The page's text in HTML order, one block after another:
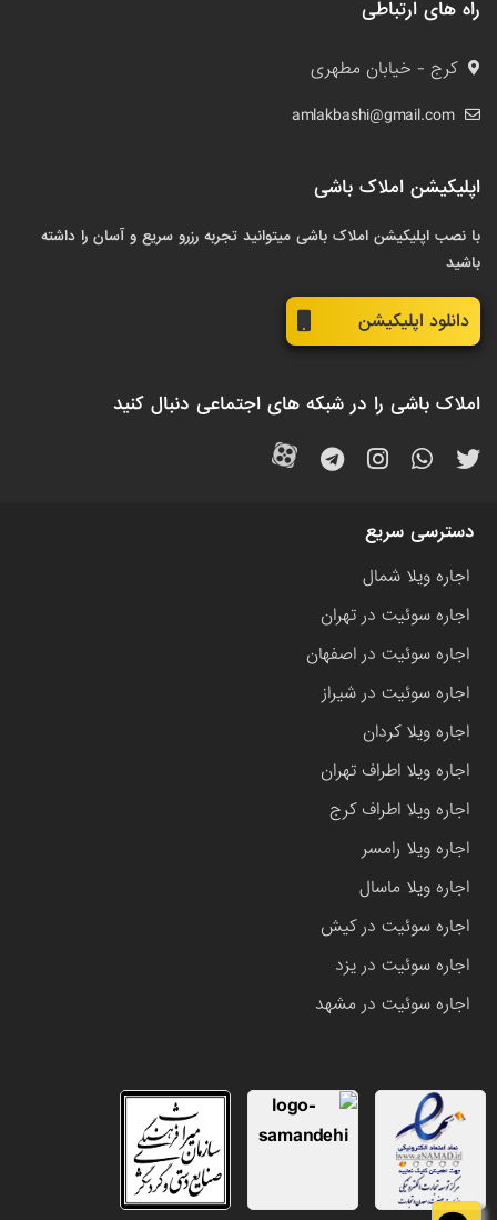
راه های ارتباطی
کرج - خیابان مطهری
amlakbashi@gmail.com
اپلیکیشن املاک باشی
با نصب اپلیکیشن املاک باشی میتوانید تجربه رزرو سریع و آسان را داشته
باشید
دانلود اپلیکیشن
املاک باشی را در شبکه های اجتماعی دنبال کنید
دسترسی سریع
اجاره ویلا شمال
اجاره سوئیت در تهران
اجاره سوئیت در اصفهان
اجاره سوئیت در شیراز
اجاره ویلا کردان
اجاره ویلا اطراف تهران
اجاره ویلا اطراف کرج
اجاره ویلا رامسر
اجاره ویلا ماسال
اجاره سوئیت در کیش
اجاره سوئیت در یزد
اجاره سوئیت در مشهد